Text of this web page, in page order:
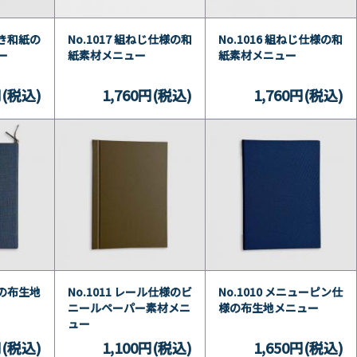
和紙の
税込)
No.1017 組ねじ仕様の和
紙素材メニュー
1,760円(税込)
No.1016 組ねじ仕様の和
紙素材メニュー
1,760円(税込)
布生地
税込)
No.1011 レール仕様のビ
ニールペーパー素材メニ
ュー
1,100円(税込)
No.1010 メニューピン仕
様の布生地メニュー
1,650円(税込)